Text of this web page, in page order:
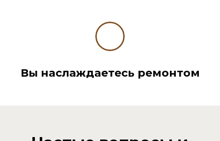
Вы наслаждаетесь ремонтом